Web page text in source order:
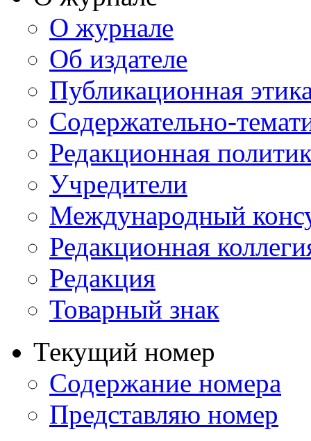
О журнале
Об издателе
Публикационная
Содержательно-
Редакционная
Учредители
Международный
Редакционная
Редакция
Товарный знак
Текущий номер
Содержание номера
Представляю номер